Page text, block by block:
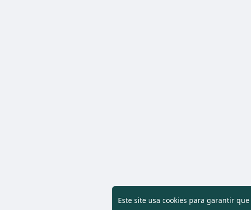
Este site usa cookies para garantir